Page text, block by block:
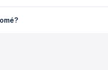
em tempo real e garante